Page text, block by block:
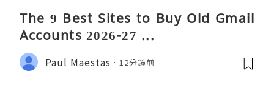
The 9 Best Sites to Buy Old Gmail
Accounts 2026-27 ...
Paul Maestas 12分鐘前